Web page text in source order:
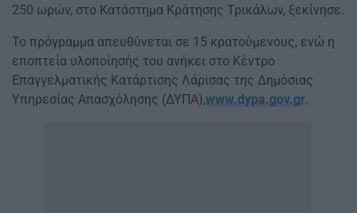
250 ωρών, στο Κατάστημα Κράτησης Τρικάλων, ξεκίνησε.
Το πρόγραμμα απευθύνεται σε 15 κρατούμενους, ενώ η
εποπτεία υλοποίησής του ανήκει στο Κέντρο
Επαγγελματικής Κατάρτισης Λάρισας της Δημόσιας
Υπηρεσίας Απασχόλησης (ΔΥΠΑ),www.dypa.gov.gr.